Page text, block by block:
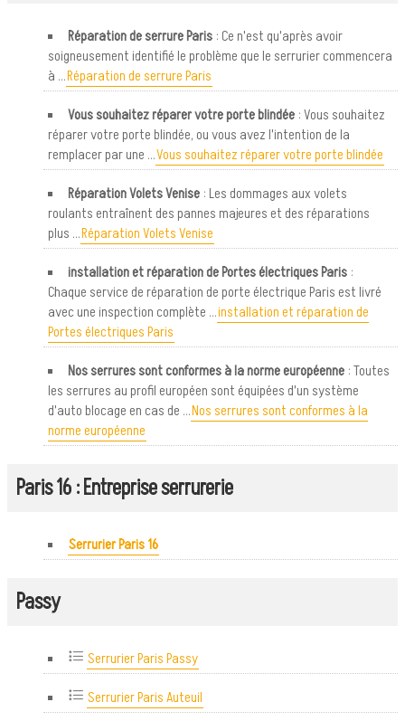
Réparation de serrure Paris : Ce n'est qu'après avoir
soigneusement identifié le problème que le serrurier commencera
à ...Réparation de serrure Paris
Vous souhaitez réparer votre porte blindée : Vous souhaitez
réparer votre porte blindée, ou vous avez l'intention de la
remplacer par une ...Vous souhaitez réparer votre porte blindée
Réparation Volets Venise : Les dommages aux volets
roulants entraînent des pannes majeures et des réparations
plus ...Réparation Volets Venise
installation et réparation de Portes électriques Paris :
Chaque service de réparation de porte électrique Paris est livré
avec une inspection complète ...installation et réparation de
Portes électriques Paris
Nos serrures sont conformes à la norme européenne : Toutes
les serrures au profil européen sont équipées d'un système
d'auto blocage en cas de ...Nos serrures sont conformes à la
norme européenne
Paris 16 : Entreprise serrurerie
Serrurier Paris 16
Passy
Serrurier Paris Passy
Serrurier Paris Auteuil